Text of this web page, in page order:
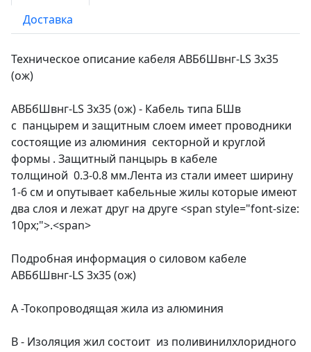
Доставка
Техническое описание кабеля АВБбШвнг-LS 3х35
(ож)
АВБбШвнг-LS 3х35 (ож) - Кабель типа БШв
с панцырем и защитным слоем имеет проводники
состоящие из алюминия секторной и круглой
формы . Защитный панцырь в кабеле
толщиной 0.3-0.8 мм.Лента из стали имеет ширину
1-6 см и опутывает кабельные жилы которые имеют
два слоя и лежат друг на друге <span style="font-size:
10px;">.<span>
Подробная информация о силовом кабеле
АВБбШвнг-LS 3х35 (ож)
А -Токопроводящая жила из алюминия
В - Изоляция жил состоит из поливинилхлоридного